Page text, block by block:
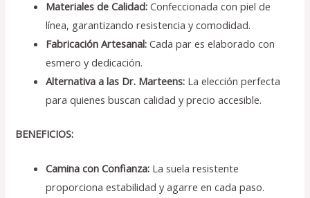
Materiales de Calidad:Confeccionada con piel de
línea, garantizando resistencia y comodidad.
Fabricación Artesanal: Cada par es elaborado con
esmero y dedicación.
Alternativa a las Dr. Marteens: La elección perfecta
para quienes buscan calidad y precio accesible.
BENEFICIOS:
Camina con Confianza: La suela resistente
proporciona estabilidad y agarre en cada paso.